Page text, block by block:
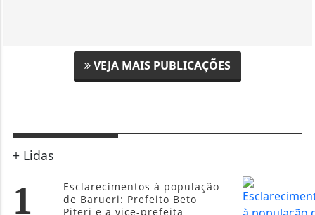
VEJA MAIS PUBLICAÇÕES
+ Lidas
1
Esclarecimentos à população
de Barueri: Prefeito Beto
Piteri e a vice-prefeita